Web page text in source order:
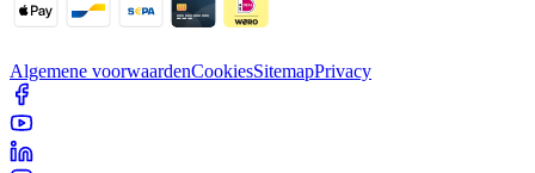
Algemene voorwaardenCookiesSitemapPrivacy